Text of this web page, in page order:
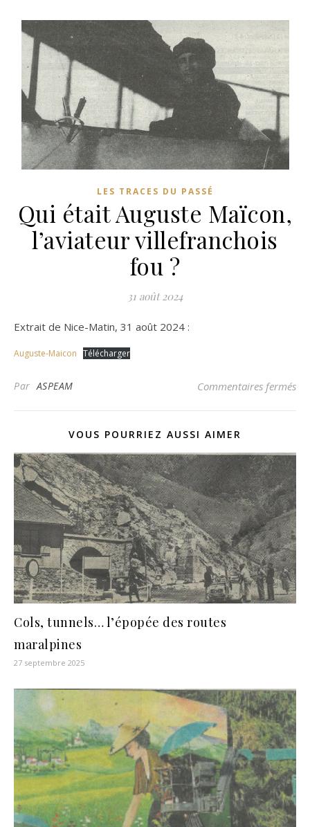
LES TRACES DU PASSÉ
Qui était Auguste Maïcon,
l’aviateur villefranchois
fou ?
31 août 2024
Extrait de Nice-Matin, 31 août 2024 :
Auguste-Maicon Télécharger
ParASPEAM Commentaires fermés
VOUS POURRIEZ AUSSI AIMER
Cols, tunnels… l’épopée des routes
maralpines
27 septembre 2025